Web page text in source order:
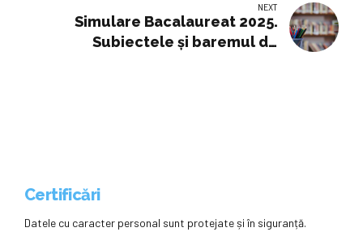
mediului
NEXT
Simulare Bacalaureat 2025.
Subiectele și baremul de
Certificări
Datele cu caracter personal sunt protejate și în siguranță.